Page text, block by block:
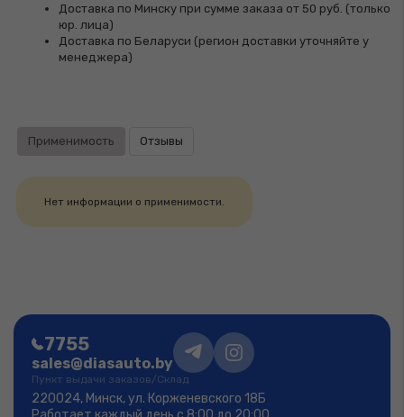
Доставка по Минску при сумме заказа от 50 руб. (только
юр. лица)
Доставка по Беларуси (регион доставки уточняйте у
менеджера)
Применимость Отзывы
Нет информации о применимости.
7755
sales@diasauto.by
Пункт выдачи заказов/Склад
220024, Минск, ул. Корженевского 18Б